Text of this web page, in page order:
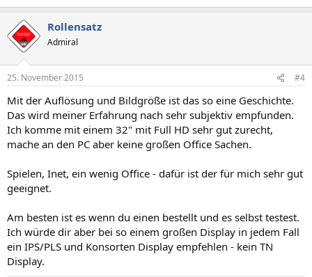
Rollensatz
Admiral
25. November 2015 #4
Mit der Auflösung und Bildgröße ist das so eine Geschichte.
Das wird meiner Erfahrung nach sehr subjektiv empfunden.
Ich komme mit einem 32" mit Full HD sehr gut zurecht,
mache an den PC aber keine großen Office Sachen.
Spielen, Inet, ein wenig Office - dafür ist der für mich sehr gut
geeignet.
Am besten ist es wenn du einen bestellt und es selbst testest.
Ich würde dir aber bei so einem großen Display in jedem Fall
ein IPS/PLS und Konsorten Display empfehlen - kein TN
Display.